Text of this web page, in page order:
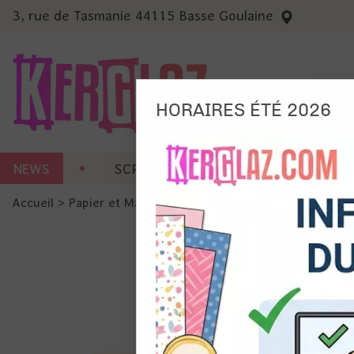
3, rue de Tasmanie 44115 Basse Goulaine
NEWS SCRAP CARTERIE MACHINES
Accueil > Papier et Matière Feuille
Ils
et du
précises
Si vous
de la
HORAIRES ÉTÉ 2026